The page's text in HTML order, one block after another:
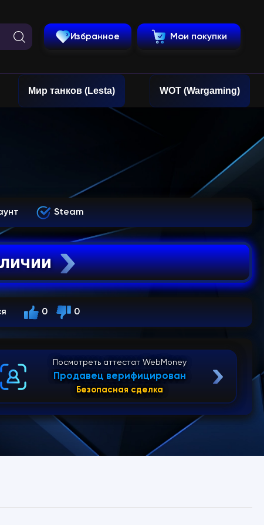
Избранное Мои покупки
Мир танков (Lesta) WOT (Wargaming)
Steam
0 0
Посмотреть аттестат WebMoney
Продавец верифицирован
Безопасная сделка